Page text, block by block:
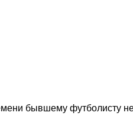
бывшему футболисту